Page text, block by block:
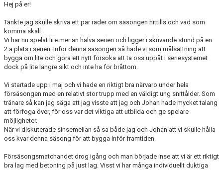
Hej på er!
Tänkte jag skulle skriva ett par rader om säsongen hittills och vad som
komma skall.
Vi har nu spelat lite mer än halva serien och ligger i skrivande stund på en
2:a plats i serien. Inför denna säsongen så hade vi som målsättning att
bygga om lite och göra ett nytt försöka att ta oss uppåt i seriesystemet
dock på lite längre sikt och inte ha för bråttom.
Vi startade upp i maj och vi hade en riktigt bra närvaro under hela
försäsongen med en relativt stor trupp med en väldigt ung snittålder. Som
tränare så kan jag säga att jag visste att jag och Johan hade mycket talang
att förfoga över, för oss var det viktiga att utbilda och ge spelare
möjligheter.
När vi diskuterade sinsemellan så sa både jag och Johan att vi skulle hålla
oss kvar denna säsong för att bygga inför framtiden.
Försäsongsmatchandet drog igång och man började inse att vi är ett riktigt
bra lag med betoning på just lag. Visst vi har många individuellt duktiga